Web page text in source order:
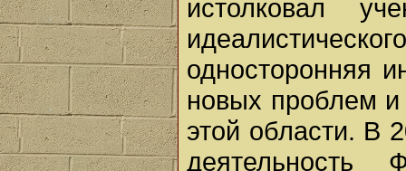
истолковал
односторонняя
новых проблем
этой области. В
деятельность